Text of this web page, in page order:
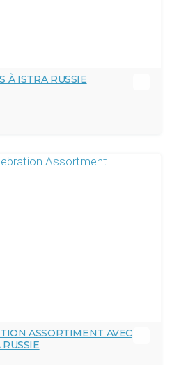
À ISTRA RUSSIE
ASSORTIMENT AVEC